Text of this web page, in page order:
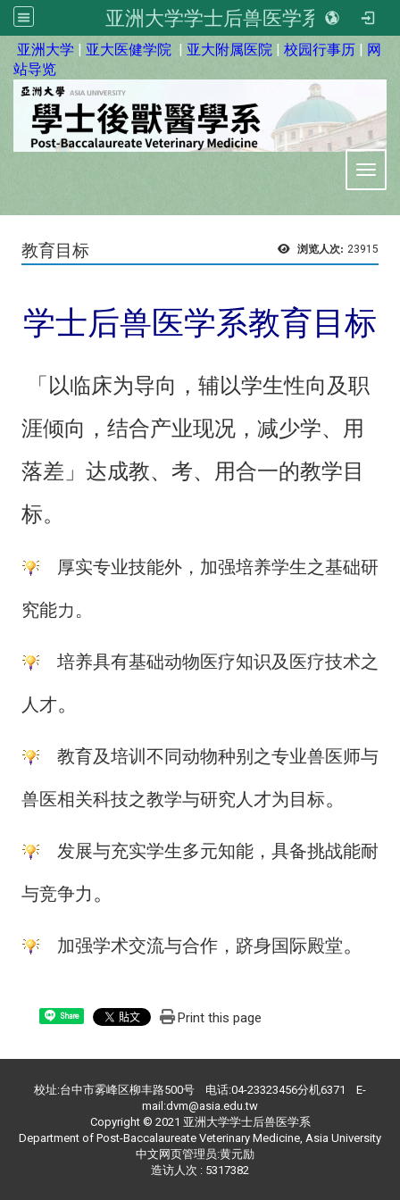
亚洲大学学士后兽医学系
亚洲大学 | 亚大医健学院 | 亚大附属医院 | 校园行事历 | 网
站导览
浏览人次: 23915
教育目标
学士后兽医学系教育目标
「以临床为导向，辅以学生性向及职
涯倾向，结合产业现况，减少学、用
落差」达成教、考、用合一的教学目
标。
厚实专业技能外，加强培养学生之基础研
究能力。
培养具有基础动物医疗知识及医疗技术之
人才。
教育及培训不同动物种别之专业兽医师与
兽医相关科技之教学与研究人才为目标。
发展与充实学生多元知能，具备挑战能耐
与竞争力 。
加强学术交流与合作，跻身国际殿堂。
Share Print this page
校址:台中市雾峰区柳丰路500号 电话:04-23323456分机6371 E-
mail:dvm@asia.edu.tw
Copyright © 2021 亚洲大学学士后兽医学系
Department of Post-Baccalaureate Veterinary Medicine, Asia University
中文网页管理员:黄元励
造访人次 : 5317382